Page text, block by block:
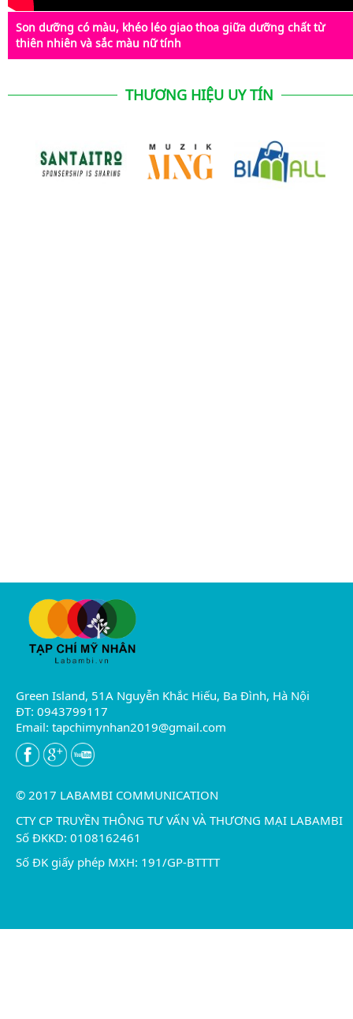
Son dưỡng có màu, khéo léo giao thoa giữa dưỡng chất từ
thiên nhiên và sắc màu nữ tính
THƯƠNG HIỆU UY TÍN
Green Island, 51A Nguyễn Khắc Hiếu, Ba Đình, Hà Nội
ĐT: 0943799117
Email: tapchimynhan2019@gmail.com
© 2017 LABAMBI COMMUNICATION
CTY CP TRUYỀN THÔNG TƯ VẤN VÀ THƯƠNG MẠI LABAMBI
Số ĐKKD: 0108162461
Số ĐK giấy phép MXH: 191/GP-BTTTT